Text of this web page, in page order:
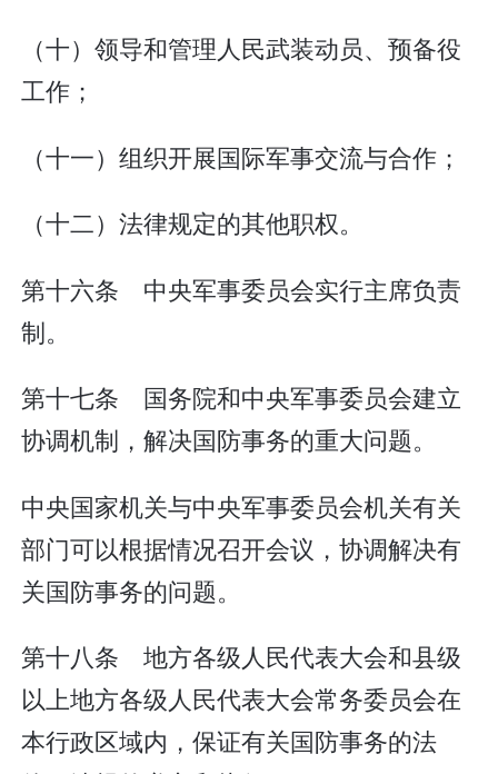
（十）领导和管理人民武装动员、预备役
工作；
（十一）组织开展国际军事交流与合作；
（十二）法律规定的其他职权。
第十六条 中央军事委员会实行主席负责
制。
第十七条 国务院和中央军事委员会建立
协调机制，解决国防事务的重大问题。
中央国家机关与中央军事委员会机关有关
部门可以根据情况召开会议，协调解决有
关国防事务的问题。
第十八条 地方各级人民代表大会和县级
以上地方各级人民代表大会常务委员会在
本行政区域内，保证有关国防事务的法